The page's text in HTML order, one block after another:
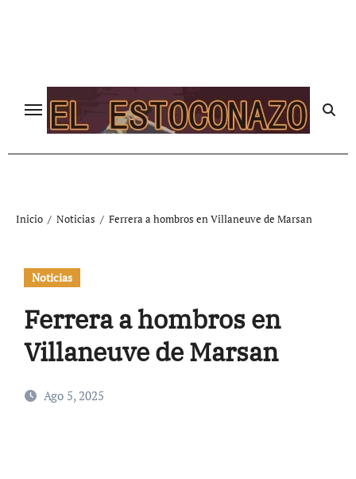
Inicio Noticias Ferrera a hombros en Villaneuve de Marsan
Noticias
Ferrera a hombros en
Villaneuve de Marsan
Ago 5, 2025